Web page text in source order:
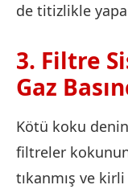
de titizlikle
3. Filtre
Gaz
Kötü koku
filtreler kokunun
tıkanmış ve